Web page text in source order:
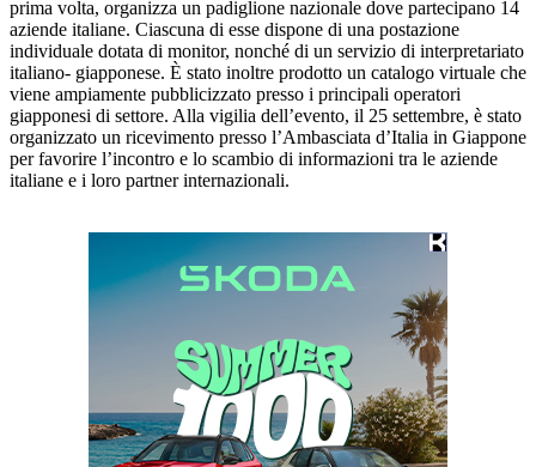
prima volta, organizza un padiglione nazionale dove partecipano 14
aziende italiane. Ciascuna di esse dispone di una postazione
individuale dotata di monitor, nonché di un servizio di interpretariato
italiano- giapponese. È stato inoltre prodotto un catalogo virtuale che
viene ampiamente pubblicizzato presso i principali operatori
giapponesi di settore. Alla vigilia dell’evento, il 25 settembre, è stato
organizzato un ricevimento presso l’Ambasciata d’Italia in Giappone
per favorire l’incontro e lo scambio di informazioni tra le aziende
italiane e i loro partner internazionali.